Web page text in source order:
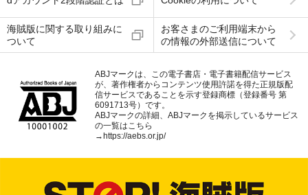
海賊版に関する取り組みに
ついて
お客さまのご利用端末から
の情報の外部送信について
ABJマークは、この電子書店・電子書籍配信サービス
が、著作権者からコンテンツ使用許諾を得た正規版配
信サービスであることを示す登録商標（登録番号 第
6091713号）です。
ABJマークの詳細、ABJマークを掲示しているサービス
の一覧はこちら
→ https://aebs.or.jp/